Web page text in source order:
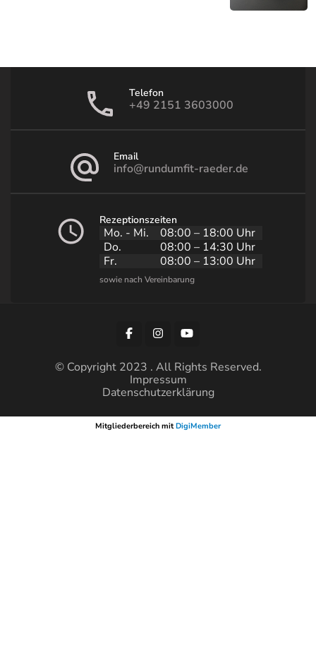
Telefon
+49 2151 3603000
Email
info@rundumfit-raeder.de
Rezeptionszeiten
Mo. - Mi.
08:00 – 18:00 Uhr
Do.
08:00 – 14:30 Uhr
Fr.
08:00 – 13:00 Uhr
© Copyright 2023 . All Rights Reserved.
Impressum
Datenschutzerklärung
Mitgliederbereich mitDigiMember